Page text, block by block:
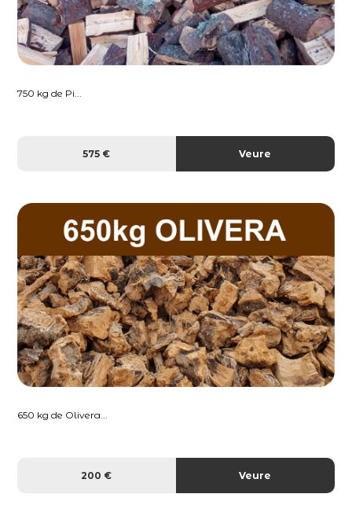
750 kg de Pi...
575 € Veure
650 kg de Olivera...
200 € Veure